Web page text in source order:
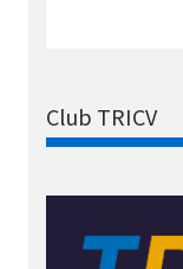
Club TRICV